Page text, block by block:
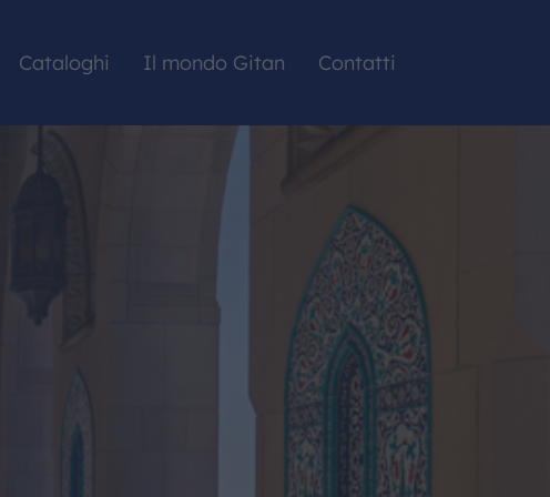
Cataloghi Il mondo Gitan Contatti